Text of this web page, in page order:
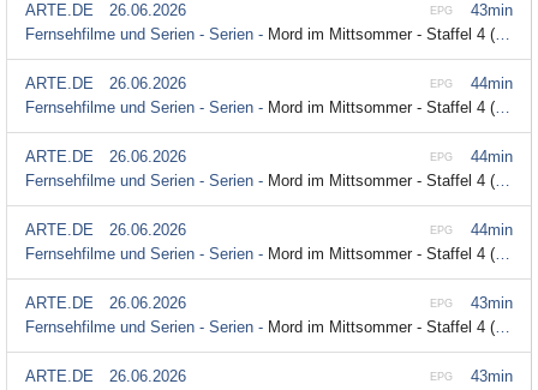
43min
EPG
ARTE.DE
26.06.2026
Fernsehfilme und Serien - Serien - Mord im Mittsommer - Staffel 4 (3/3) - Fall 4: Heute Nacht bist du tot (Audiodeskription)
44min
EPG
ARTE.DE
26.06.2026
Fernsehfilme und Serien - Serien - Mord im Mittsommer - Staffel 4 (2/3) - Fall 4: Heute Nacht bist du tot
44min
EPG
ARTE.DE
26.06.2026
Fernsehfilme und Serien - Serien - Mord im Mittsommer - Staffel 4 (2/3) - Fall 4: Heute Nacht bist du tot (mit Untertitel)
44min
EPG
ARTE.DE
26.06.2026
Fernsehfilme und Serien - Serien - Mord im Mittsommer - Staffel 4 (2/3) - Fall 4: Heute Nacht bist du tot (Audiodeskription)
43min
EPG
ARTE.DE
26.06.2026
Fernsehfilme und Serien - Serien - Mord im Mittsommer - Staffel 4 (1/3) - Fall 4: Heute Nacht bist du tot (Audiodeskription)
43min
EPG
ARTE.DE
26.06.2026